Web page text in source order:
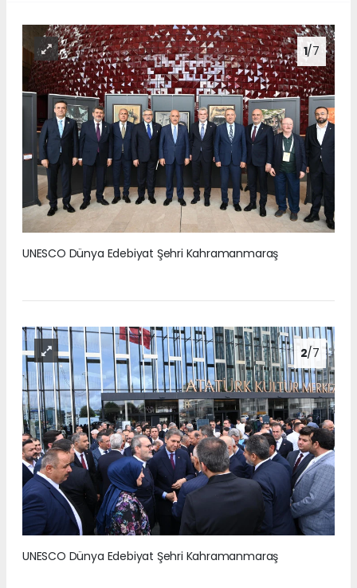
1/7
UNESCO Dünya Edebiyat Şehri Kahramanmaraş
2/7
UNESCO Dünya Edebiyat Şehri Kahramanmaraş